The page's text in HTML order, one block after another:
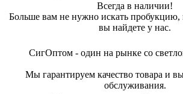
Всегда в наличии!
Больше вам не нужно искать пробукцию,
вы найдете у нас.
СигОптом - один на рынке со
Мы гарантируем качество товара и
обслуживания.